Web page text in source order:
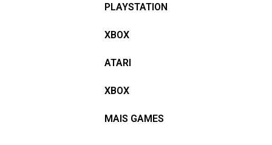
PLAYSTATION
XBOX
ATARI
XBOX
MAIS GAMES